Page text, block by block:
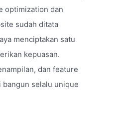
optimization dan
sudah ditata
menciptakan satu
kepuasan.
dan feature
selalu unique